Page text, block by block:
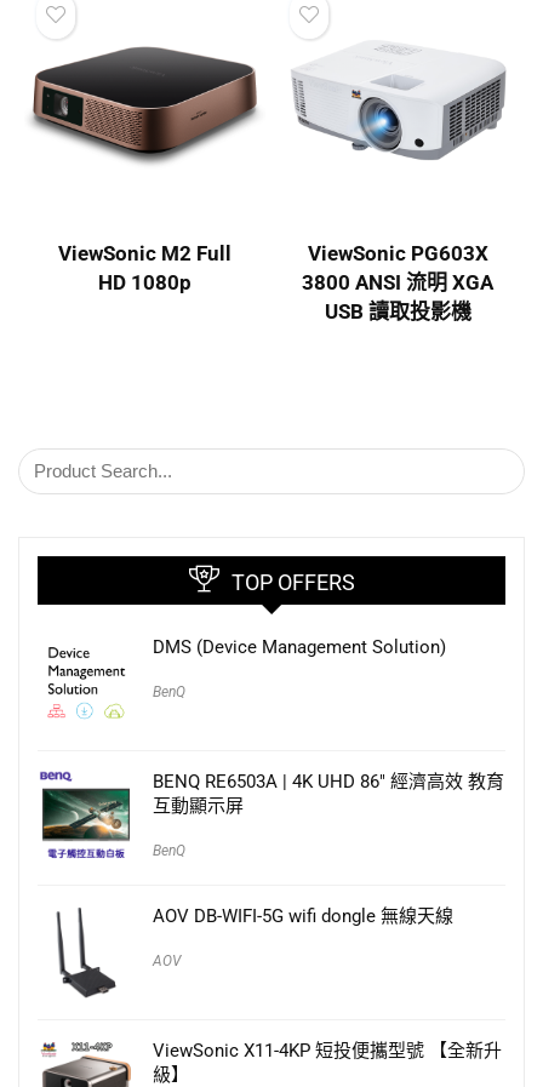
ViewSonic M2 Full
HD 1080p
ViewSonic PG603X
3800 ANSI 流明 XGA
USB 讀取投影機
TOP OFFERS
DMS (Device Management Solution)
BenQ
BENQ RE6503A | 4K UHD 86″ 經濟高效 教育
互動顯示屏
BenQ
AOV DB-WIFI-5G wifi dongle 無線天線
AOV
ViewSonic X11-4KP 短投便攜型號 【全新升
級】